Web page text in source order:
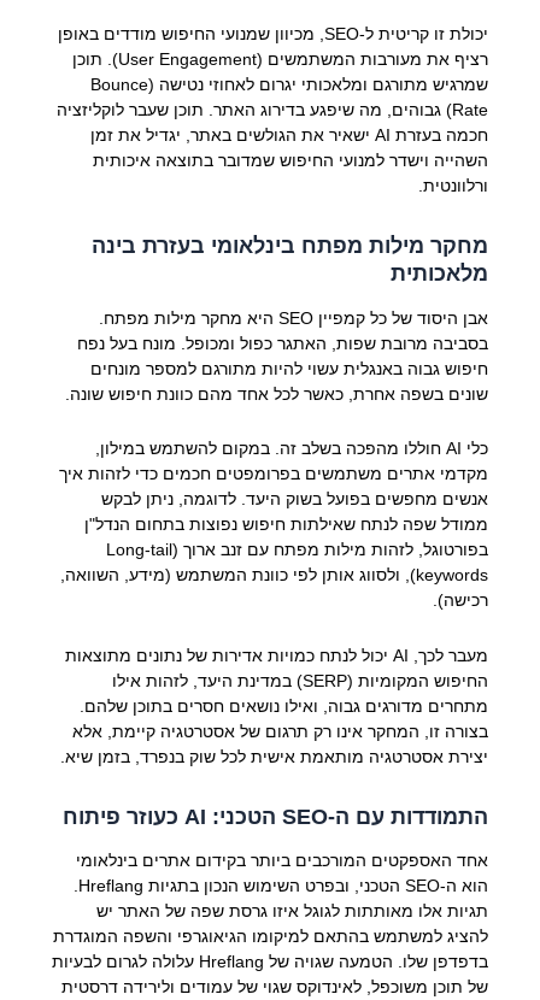
יכולת זו קריטית ל-SEO, מכיוון שמנועי החיפוש מודדים באופן
רציף את מעורבות המשתמשים (User Engagement). תוכן
שמרגיש מתורגם ומלאכותי יגרום לאחוזי נטישה (Bounce
Rate) גבוהים, מה שיפגע בדירוג האתר. תוכן שעבר לוקליזציה
חכמה בעזרת AI ישאיר את הגולשים באתר, יגדיל את זמן
השהייה וישדר למנועי החיפוש שמדובר בתוצאה איכותית
ורלוונטית.
מחקר מילות מפתח בינלאומי בעזרת בינה
מלאכותית
אבן היסוד של כל קמפיין SEO היא מחקר מילות מפתח.
בסביבה מרובת שפות, האתגר כפול ומכופל. מונח בעל נפח
חיפוש גבוה באנגלית עשוי להיות מתורגם למספר מונחים
שונים בשפה אחרת, כאשר לכל אחד מהם כוונת חיפוש שונה.
כלי AI חוללו מהפכה בשלב זה. במקום להשתמש במילון,
מקדמי אתרים משתמשים בפרומפטים חכמים כדי לזהות איך
אנשים מחפשים בפועל בשוק היעד. לדוגמה, ניתן לבקש
ממודל שפה לנתח שאילתות חיפוש נפוצות בתחום הנדל"ן
בפורטוגל, לזהות מילות מפתח עם זנב ארוך (Long-tail
keywords), ולסווג אותן לפי כוונת המשתמש (מידע, השוואה,
רכישה).
מעבר לכך, AI יכול לנתח כמויות אדירות של נתונים מתוצאות
החיפוש המקומיות (SERP) במדינת היעד, לזהות אילו
מתחרים מדורגים גבוה, ואילו נושאים חסרים בתוכן שלהם.
בצורה זו, המחקר אינו רק תרגום של אסטרטגיה קיימת, אלא
יצירת אסטרטגיה מותאמת אישית לכל שוק בנפרד, בזמן שיא.
התמודדות עם ה-SEO הטכני: AI כעוזר פיתוח
אחד האספקטים המורכבים ביותר בקידום אתרים בינלאומי
הוא ה-SEO הטכני, ובפרט השימוש הנכון בתגיות Hreflang.
תגיות אלו מאותתות לגוגל איזו גרסת שפה של האתר יש
להציג למשתמש בהתאם למיקומו הגיאוגרפי והשפה המוגדרת
בדפדפן שלו. הטמעה שגויה של Hreflang עלולה לגרום לבעיות
של תוכן משוכפל, לאינדוקס שגוי של עמודים ולירידה דרסטית